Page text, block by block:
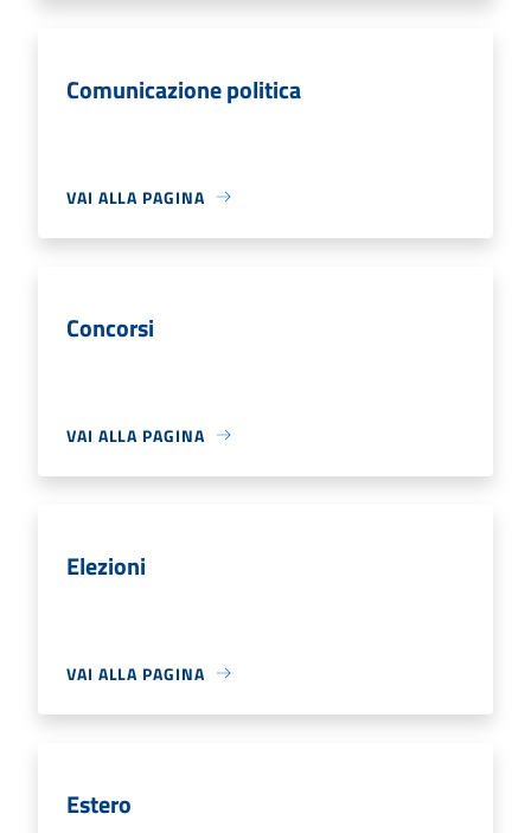
Comunicazione politica
VAI ALLA PAGINA
Concorsi
VAI ALLA PAGINA
Elezioni
VAI ALLA PAGINA
Estero